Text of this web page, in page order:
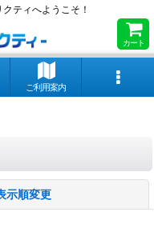
ティへようこそ！
カート
ご利用案内
示順変更